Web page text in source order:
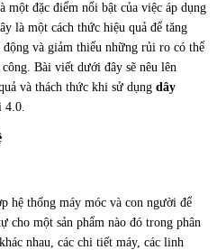
một đặc điểm nổi bật của việc áp dụng
là một cách thức hiệu quả để tăng
động và giảm thiểu những rủi ro có thể
Bài viết dưới đây sẽ nêu lên
và thách thức khi sử dụng dây
4.0.
hệ thống máy móc và con người để
cho một sản phẩm nào đó trong phân
nhau, các chi tiết máy, các linh